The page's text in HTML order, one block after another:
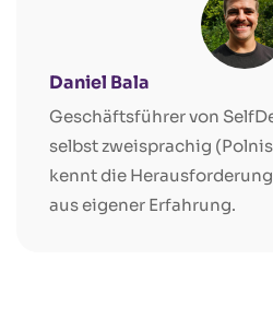
Daniel Bala
Geschäftsführer von
selbst zweisprachig
kennt die
aus eigener Erfahrung.